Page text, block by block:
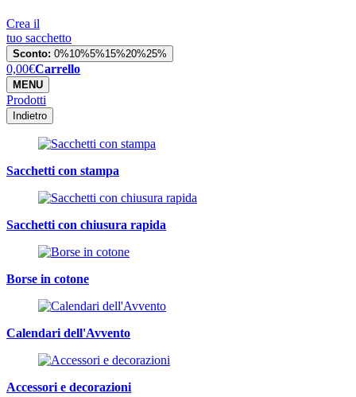
Crea il
tuo sacchetto
Sconto: 0%10%5%15%20%25%
0,00€Carrello
MENU
Prodotti
Indietro
Sacchetti con stampa
Sacchetti con chiusura rapida
Borse in cotone
Calendari dell'Avvento
Accessori e decorazioni